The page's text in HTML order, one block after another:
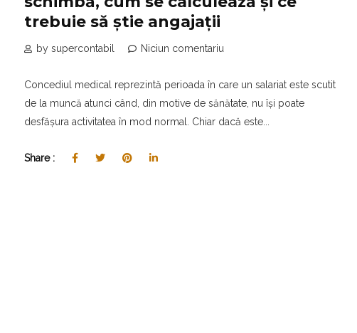
trebuie să știe angajații
by supercontabil Niciun comentariu
Concediul medical reprezintă perioada în care un salariat este scutit
de la muncă atunci când, din motive de sănătate, nu își poate
desfășura activitatea în mod normal. Chiar dacă este...
Share :